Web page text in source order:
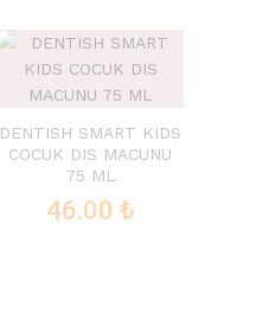
DENTISH SMART KIDS
COCUK DIS MACUNU
75 ML
46.00 ₺